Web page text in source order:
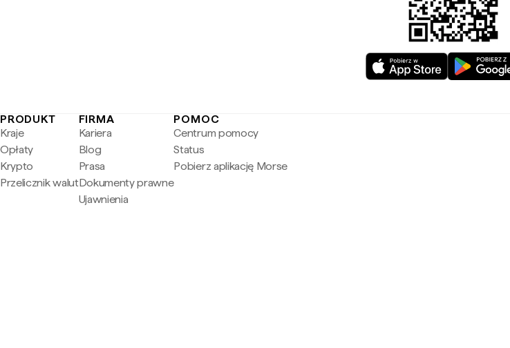
PRODUKT
Kraje
Opłaty
Krypto
Przelicznik walut
FIRMA
Kariera
Blog
Prasa
Dokumenty prawne
Ujawnienia
POMOC
Centrum pomocy
Status
Pobierz aplikację Morse